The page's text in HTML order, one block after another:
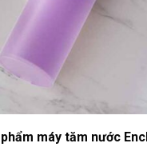
máy tăm nước